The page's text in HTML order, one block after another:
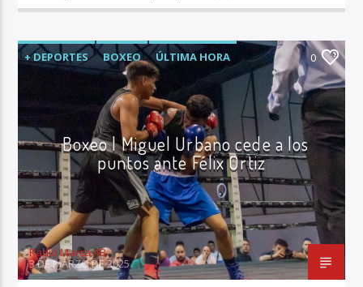
+ DEPORTES BOXEO ÚLTIMA HORA 0
Boxeo | Miguel Urbano cede a los
puntos ante Félix Ortiz
Radio Marca AB
3 DE MARZO DE 2025